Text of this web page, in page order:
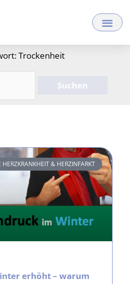
Trockenheit
HERZKRANKHEIT & HERZINFARKT
erhöht – warum